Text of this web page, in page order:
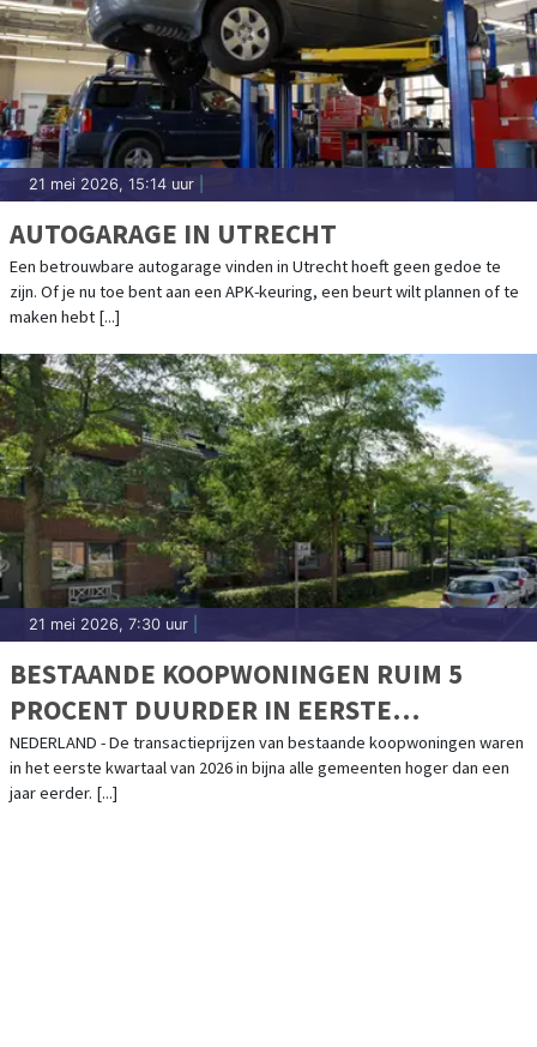
21 mei 2026, 15:14 uur
AUTOGARAGE IN UTRECHT
Een betrouwbare autogarage vinden in Utrecht hoeft geen gedoe te
zijn. Of je nu toe bent aan een APK-keuring, een beurt wilt plannen of te
maken hebt [...]
21 mei 2026, 7:30 uur
BESTAANDE KOOPWONINGEN RUIM 5
PROCENT DUURDER IN EERSTE
KWARTAAL
NEDERLAND - De transactieprijzen van bestaande koopwoningen waren
in het eerste kwartaal van 2026 in bijna alle gemeenten hoger dan een
jaar eerder. [...]